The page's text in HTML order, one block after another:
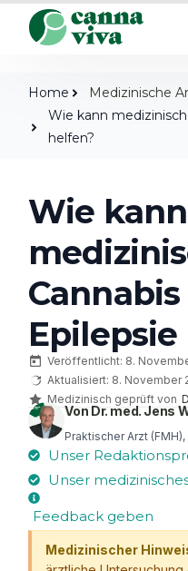
Home
Medizinische
Wie kann
helfen?
Wie kann
Epilepsie
Veröffentlicht: 8.
Aktualisiert: 8. November
Medizinisch geprüft von
Von Dr. med. Jens
Praktischer Arzt
Unser
Unser
Feedback geben
Medizinischer